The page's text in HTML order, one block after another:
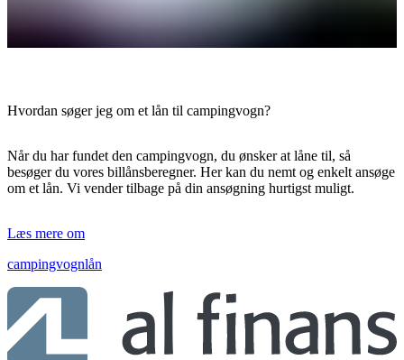
Hvordan søger jeg om et lån til campingvogn?
Når du har fundet den campingvogn, du ønsker at låne til, så
besøger du vores billånsberegner. Her kan du nemt og enkelt ansøge
om et lån. Vi vender tilbage på din ansøgning hurtigst muligt.
Læs mere om
campingvognlån